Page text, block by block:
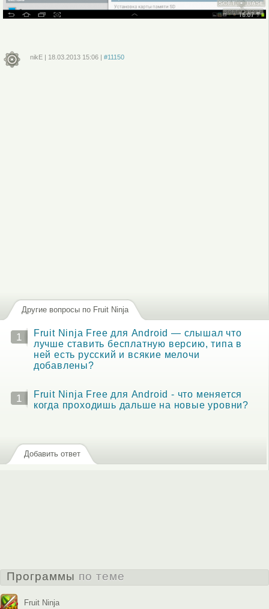
nikE| 18.03.2013 15:06| #11150
Другие вопросы по Fruit Ninja
1
Fruit Ninja Free для Android — слышал что
лучше ставить бесплатную версию, типа в
ней есть русский и всякие мелочи
добавлены?
1
Fruit Ninja Free для Android - что меняется
когда проходишь дальше на новые уровни?
Добавить ответ
Программы по теме
Fruit Ninja